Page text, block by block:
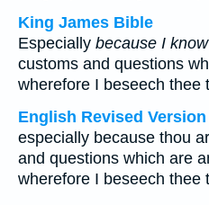
King James Bible
Especially because I know
customs and questions
wherefore I beseech thee
English Revised Version
especially because thou
and questions which are
wherefore I beseech thee